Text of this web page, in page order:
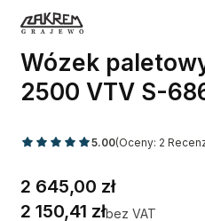
Wózek
2500 VTV S-
5.00(Oceny: 2
Cena
2 150,41 złbez VAT
Cena
2 645,00 zł